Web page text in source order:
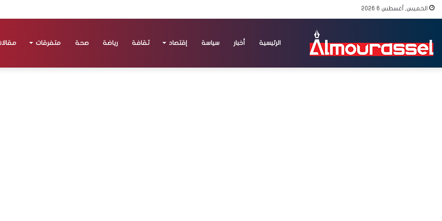
الخميس, أغسطس 6 2026
الرئيسية أخبار سياسة إقتصاد ثقافة رياضة صحة متفرقات